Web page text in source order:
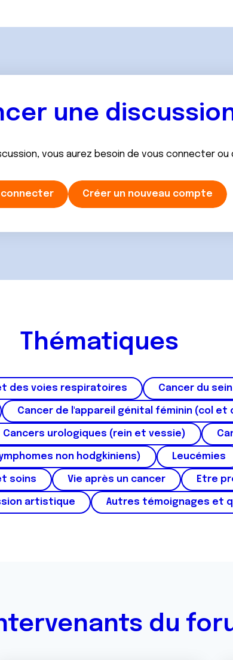
une
vous aurez besoin de vous connecter
connecter Créer un nouveau compte
Thématiques
des voies respiratoires Cancer du sein
Cancer de l'appareil génital féminin (col
Cancers urologiques (rein et vessie)
non hodgkiniens) Leucémies
soins Vie après un cancer Etre
artistique Autres témoignages et
du